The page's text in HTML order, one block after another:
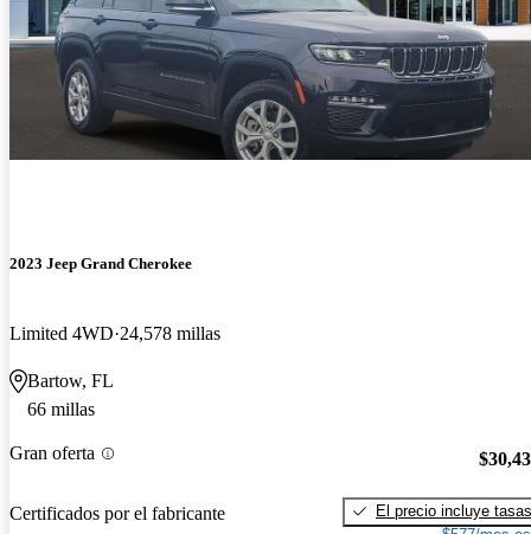
2023 Jeep Grand Cherokee
Limited 4WD 24,578 millas
Bartow, FL
66 millas
Gran oferta
Certificados por el fabricante
El precio incluye tasas